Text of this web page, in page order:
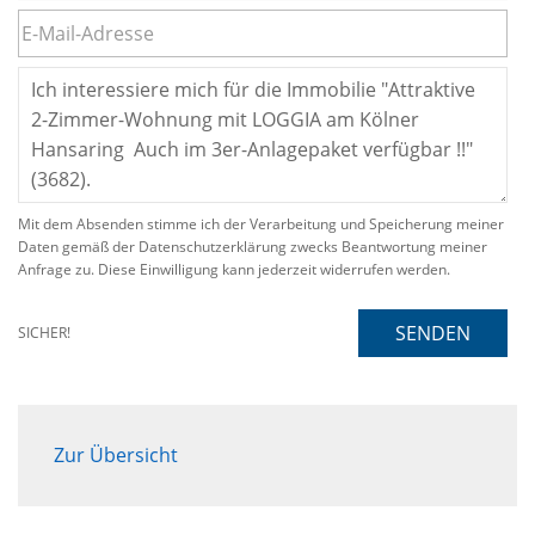
Mit dem Absenden stimme ich der Verarbeitung und Speicherung meiner
Daten gemäß der Datenschutzerklärung zwecks Beantwortung meiner
Anfrage zu. Diese Einwilligung kann jederzeit widerrufen werden.
SICHER! SENDEN
Zur Übersicht